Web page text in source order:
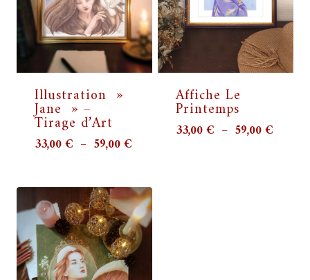
Illustration »
Jane » –
Tirage d’Art
33,00€ – 59,00€
33,00 €
à
59,00 €
Affiche Le
Printemps
33,00€ – 59,00€